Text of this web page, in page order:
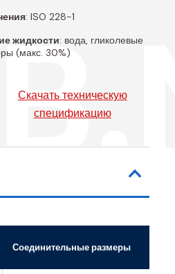
: ISO 228-1
жидкости: вода, гликолевые
(макс. 30%)
Скачать техническую
спецификацию
Соединительные размеры